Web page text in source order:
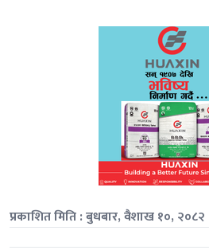
प्रकाशित मिति : बुधबार, वैशाख १०,